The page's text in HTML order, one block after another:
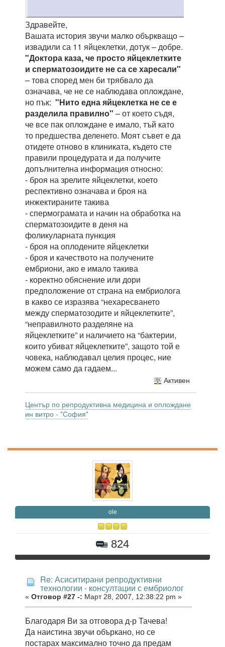
Здравейте,
Вашата история звучи малко объркващо –
извадили са 11 яйцеклетки, дотук – добре.
"Доктора каза, че просто яйцеклетките
и сперматозоидите не са се харесали"
– това според мен би трябвало да
означава, че не се наблюдава оплождане,
но пък: "Нито една яйцеклетка не се е
разделила правилно" – от което съдя,
че все пак оплождане е имало, тъй като
то предшества деленето. Моят съвет е да
отидете отново в клиниката, където сте
правили процедурата и да получите
допълнителна информация относно:
- броя на зрелите яйцеклетки, което
респективно означава и броя на
инжектираните такива
- спермограмата и начин на обработка на
сперматозоидите в деня на
фоликуларната пункция
- броя на оплодените яйцеклетки
- броя и качеството на получените
ембриони, ако е имало такива
- коректно обяснение или дори
предположение от страна на ембриолога
в какво се изразява “нехаресването
между сперматозодите и яйцеклетките”,
“неправилното разделяне на
яйцеклетките” и наличието на “бактерии,
които убиват яйцеклетките”, защото той е
човека, наблюдавал целия процес, ние
можем само да гадаем...
Активен
Център по репродуктивна медицина и оплождане
ин витро - "София"
ole
824
Re: Асиситирани репродуктивни
технологии - консултации с ембриолог
« Отговор #27 -: Март 28, 2007, 12:38:22 pm »
Благодаря Ви за отговора д-р Тачева!
Да наистина звучи объркано, но се
постарах максимално точно да предам